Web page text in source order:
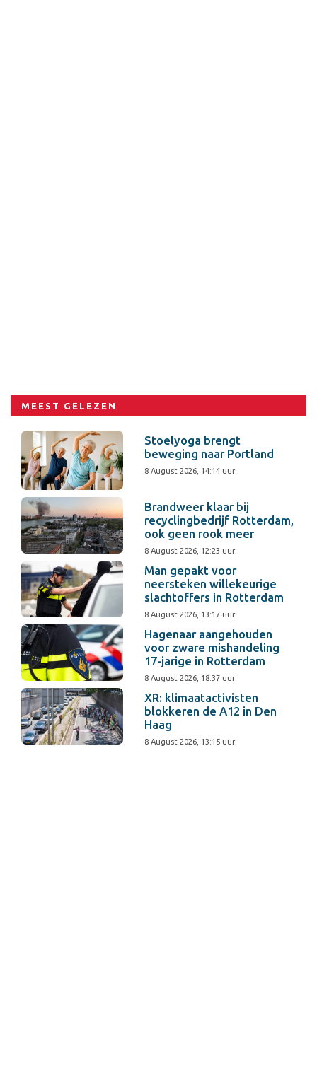
MEEST GELEZEN
Stoelyoga brengt
beweging naar Portland
8 August 2026, 14:14 uur
Brandweer klaar bij
recyclingbedrijf Rotterdam,
ook geen rook meer
8 August 2026, 12:23 uur
Man gepakt voor
neersteken willekeurige
slachtoffers in Rotterdam
8 August 2026, 13:17 uur
Hagenaar aangehouden
voor zware mishandeling
17-jarige in Rotterdam
8 August 2026, 18:37 uur
XR: klimaatactivisten
blokkeren de A12 in Den
Haag
8 August 2026, 13:15 uur